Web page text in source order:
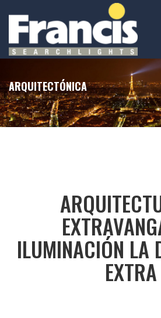
ARQUITECTÓNICA
ILUMINACIÓN LA
EXTRA